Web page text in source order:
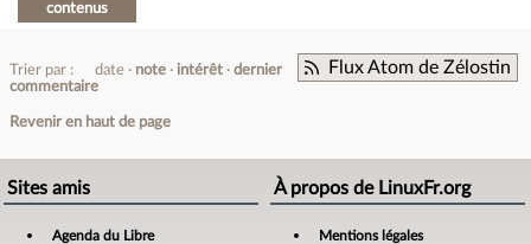
contenus
Flux Atom de Zélostin
Trier par : date note intérêt
dernier
commentaire
Revenir en haut de page
Sites amis
Agenda du Libre
À propos de LinuxFr.org
Mentions légales